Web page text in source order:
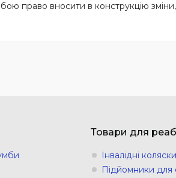
право вносити в конструкцію зміни,
Товари для
Інвалідні коляски
Підйомники для